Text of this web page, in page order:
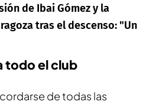
de Ibai Gómez y la
tras el descenso: "Un
todo el club
de todas las